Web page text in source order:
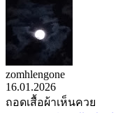
zomhlengone
16.01.2026
ถอดเสื้อผ้าเห็นควย